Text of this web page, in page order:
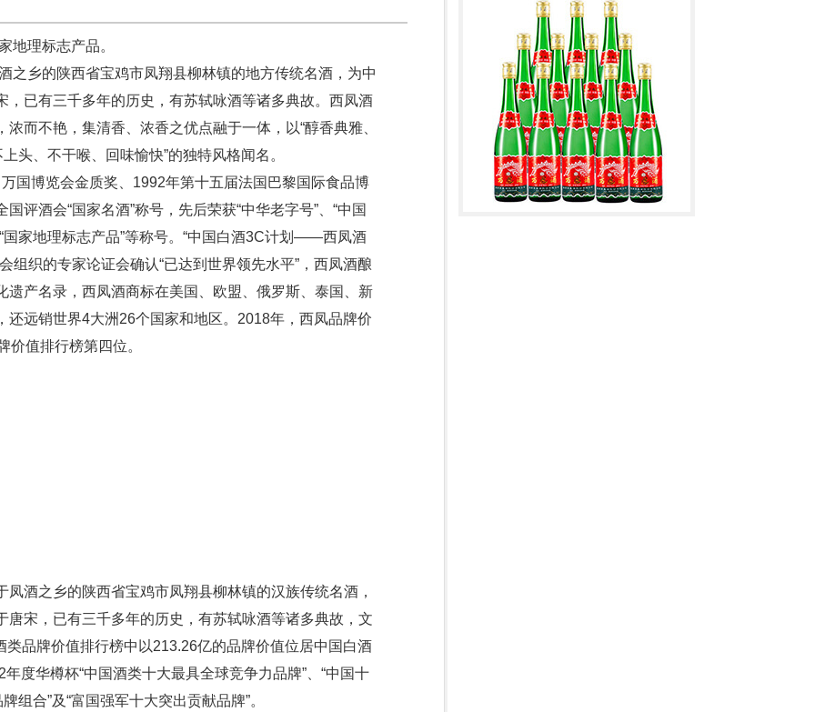
地理标志产品。
之乡的陕西省宝鸡市凤翔县柳林镇的地方传统名酒，为中
，已有三千多年的历史，有苏轼咏酒等诸多典故。西凤酒
而不艳，集清香、浓香之优点融于一体，以“醇香典雅、
头、不干喉、回味愉快”的独特风格闻名。
国博览会金质奖、1992年第十五届法国巴黎国际食品博
评酒会“国家名酒”称号，先后荣获“中华老字号”、“中国
国家地理标志产品”等称号。“中国白酒3C计划——西凤酒
组织的专家论证会确认“已达到世界领先水平”，西凤酒酿
遗产名录，西凤酒商标在美国、欧盟、俄罗斯、泰国、新
还远销世界4大洲26个国家和地区。2018年，西凤品牌价
价值排行榜第四位。
之乡的陕西省宝鸡市凤翔县柳林镇的汉族传统名酒，
唐宋，已有三千多年的历史，有苏轼咏酒等诸多典故，文
类品牌价值排行榜中以213.26亿的品牌价值位居中国白酒
度华樽杯“中国酒类十大最具全球竞争力品牌”、“中国十
组合”及“富国强军十大突出贡献品牌”。